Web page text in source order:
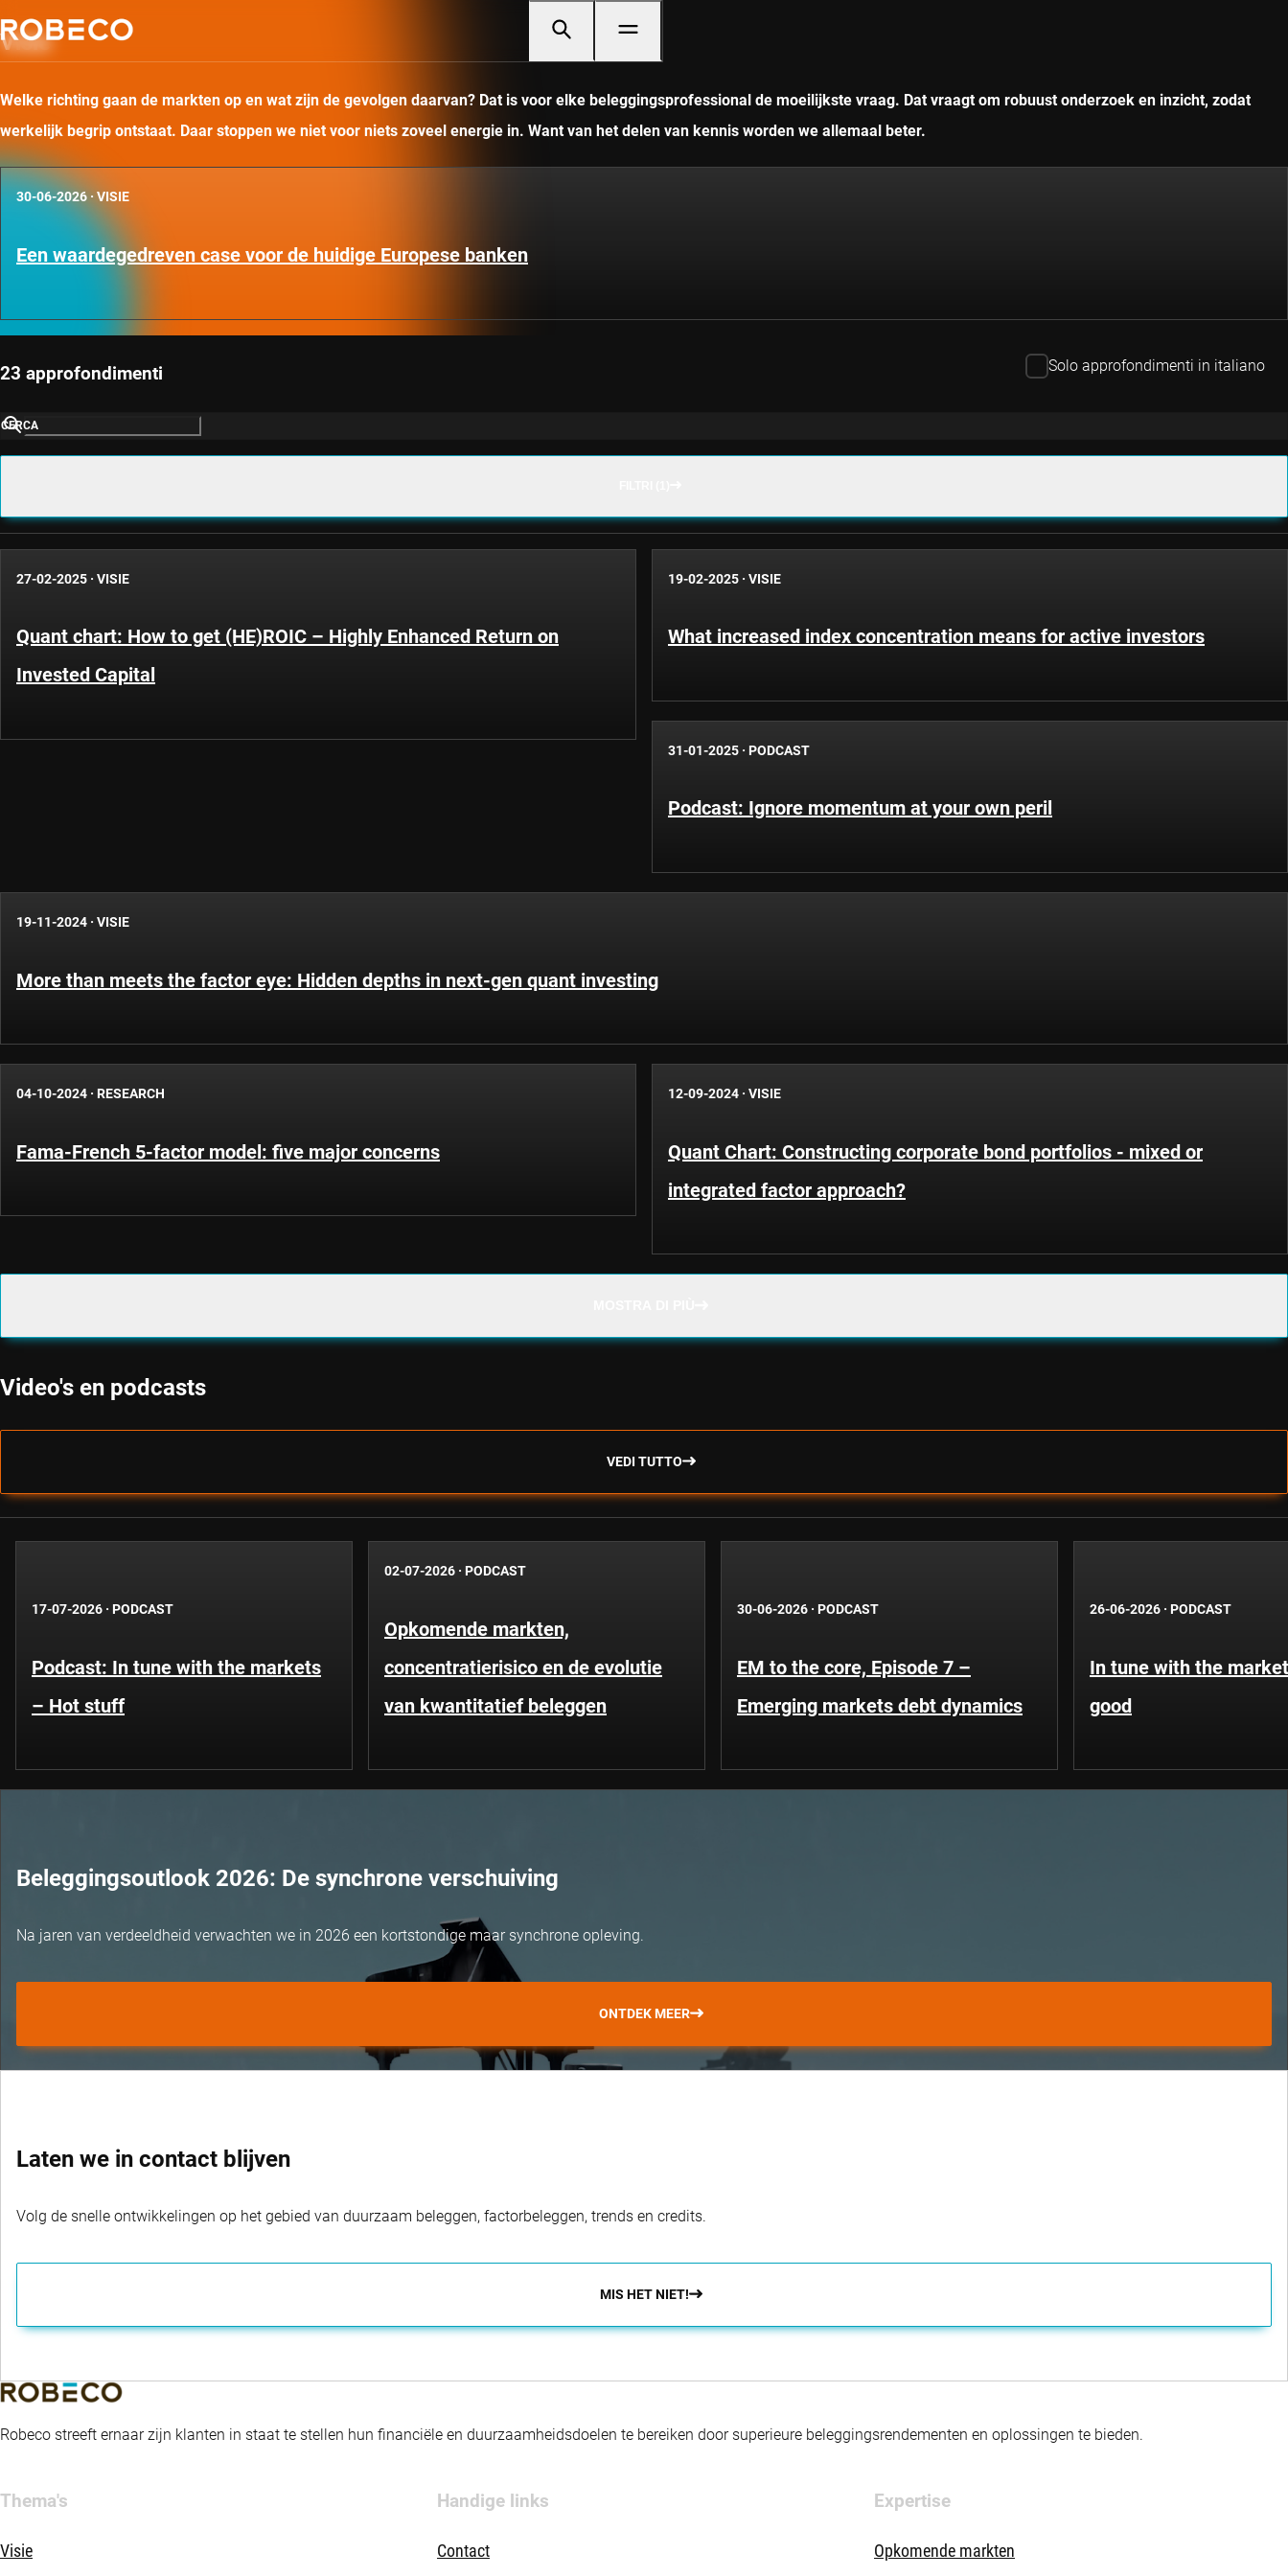
Visie
Welke richting gaan de markten op en wat zijn de gevolgen daarvan? Dat is voor elke beleggingsprofessional de moeilijkste vraag. Dat vraagt om robuust onderzoek en inzicht, zodat
werkelijk begrip ontstaat. Daar stoppen we niet voor niets zoveel energie in. Want van het delen van kennis worden we allemaal beter.
30-06-2026·VISIE
Een waardegedreven case voor de huidige Europese banken
23 approfondimenti Solo approfondimenti in italiano
CERCA
27-02-2025 · VISIE
Quant chart: How to get (HE)ROIC – Highly Enhanced Return on
Invested Capital
19-02-2025 · VISIE
What increased index concentration means for active investors
31-01-2025 · PODCAST
Podcast: Ignore momentum at your own peril
19-11-2024 · VISIE
More than meets the factor eye: Hidden depths in next-gen quant investing
04-10-2024 · RESEARCH
Fama-French 5-factor model: five major concerns
12-09-2024 · VISIE
Quant Chart: Constructing corporate bond portfolios - mixed or
integrated factor approach?
Video's en podcasts
VEDI TUTTO
17-07-2026 · PODCAST
Podcast: In tune with the markets
– Hot stuff
02-07-2026 · PODCAST
Opkomende markten,
concentratierisico en de evolutie
van kwantitatief beleggen
30-06-2026 · PODCAST
EM to the core, Episode 7 –
Emerging markets debt dynamics
26-06-2026 · PODCAST
In tune with the
good
Beleggingsoutlook 2026: De synchrone verschuiving
Na jaren van verdeeldheid verwachten we in 2026 een kortstondige maar synchrone opleving.
ONTDEK MEER
Laten we in contact blijven
Volg de snelle ontwikkelingen op het gebied van duurzaam beleggen, factorbeleggen, trends en credits.
MIS HET NIET!
Robeco streeft ernaar zijn klanten in staat te stellen hun financiële en duurzaamheidsdoelen te bereiken door superieure beleggingsrendementen en oplossingen te bieden.
Thema's
Visie
Handige links
Contact
Expertise
Opkomende markten